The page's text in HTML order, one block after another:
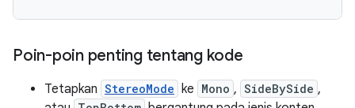
Poin-poin penting tentang kode
Tetapkan StereoMode ke Mono , SideBySide ,